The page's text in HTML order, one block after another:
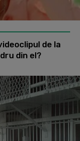
de la
din el?